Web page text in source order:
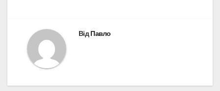
ВідПавло